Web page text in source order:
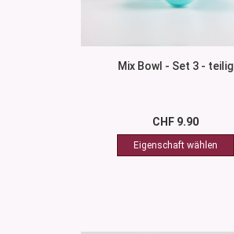
Mix Bowl - Set 3 - teilig
CHF 9.90